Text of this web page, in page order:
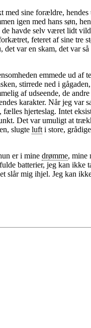
med sine forældre,
igen med hans søn,
havde selv været lidt
feteret af sine tre
var en skam, det var
emmede ud af
stirrede ned i
af udseende, de andre
karakter. Når jeg var
hjerteslag. Intet
Det var umuligt at
slugte luft i store,
er i mine drømme, mine
batterier, jeg kan
slår mig ihjel. Jeg kan